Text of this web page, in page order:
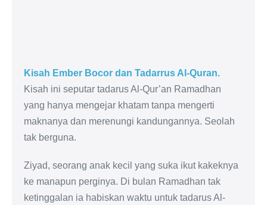
Kisah Ember Bocor dan Tadarrus Al-Quran.
Kisah ini seputar tadarus Al-Qur’an Ramadhan
yang hanya mengejar khatam tanpa mengerti
maknanya dan merenungi kandungannya. Seolah
tak berguna.
Ziyad, seorang anak kecil yang suka ikut kakeknya
ke manapun perginya. Di bulan Ramadhan tak
ketinggalan ia habiskan waktu untuk tadarus Al-